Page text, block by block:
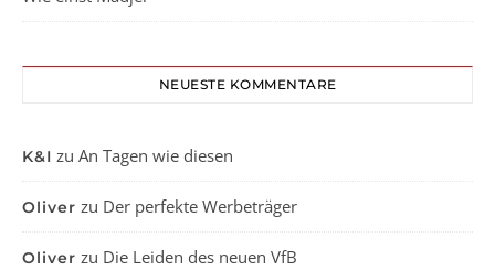
NEUESTE KOMMENTARE
K&I zu An Tagen wie diesen
Oliver zu Der perfekte Werbeträger
Oliver zu Die Leiden des neuen VfB